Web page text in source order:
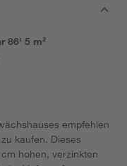
86' 5 m²
empfehlen
kaufen. Dieses
hohen, verzinkten